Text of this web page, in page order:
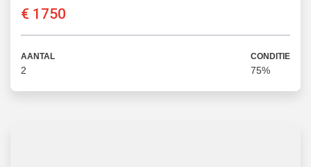
€ 1750
AANTAL
2
CONDITIE
75%